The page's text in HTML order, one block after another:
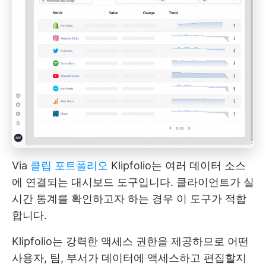
Via 클립 포트폴리오 Klipfolio는 여러 데이터 소스
에 연결되는 대시보드 도구입니다. 클라이언트가 실
시간 통계를 확인하고자 하는 경우 이 도구가 적합
합니다.
Klipfolio는 강력한 액세스 권한을 제공하므로 어떤
사용자, 팀, 부서가 데이터에 액세스하고 편집할지